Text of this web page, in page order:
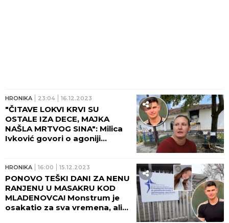
HRONIKA 23:04 16.12.2023
"ČITAVE LOKVI KRVI SU
OSTALE IZA DECE, MAJKA
NAŠLA MRTVOG SINA": Milica
Ivković govori o agoniji
zločina u Duboni
HRONIKA 16:00 15.12.2023
PONOVO TEŠKI DANI ZA NENU
RANJENU U MASAKRU KOD
MLADENOVCA! Monstrum je
osakatio za sva vremena, ali